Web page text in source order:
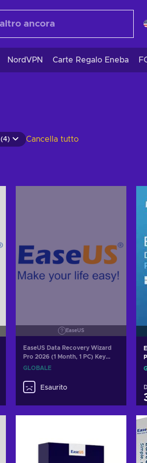
NordVPN Carte Regalo Eneba
(4) Cancella tutto
EaseUS
EaseUS Data Recovery Wizard
Pro 2026 (1 Month, 1 PC) Key
GLOBAL
GLOBALE
Esaurito